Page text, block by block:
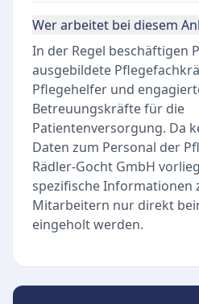
Wer arbeitet bei diesem
In der Regel beschäftigen
ausgebildete
Pflegehelfer und
Betreuungskräfte für die
Patientenversorgung. Da
Daten zum Personal der
Rädler-Gocht GmbH
spezifische Informationen
Mitarbeitern nur direkt
eingeholt werden.